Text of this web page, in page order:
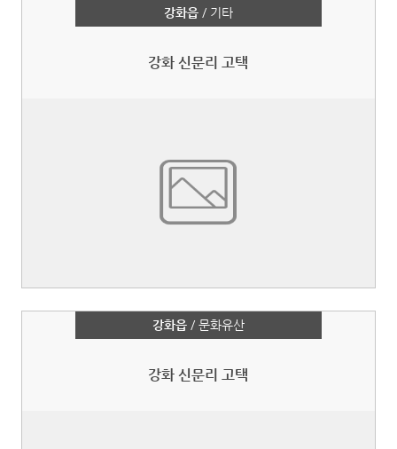
강화읍/ 기타
강화 신문리 고택
강화읍/ 문화유산
강화 신문리 고택